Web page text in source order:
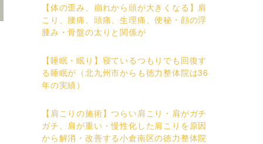
【体の歪み、崩れから頭が大きくなる】肩
こり、腰痛、頭痛、生理痛、便秘・顔の浮
腫み・骨盤の太りと関係が
【睡眠・眠り】寝ているつもりでも回復す
る睡眠が（北九州市からも徳力整体院は36
年の実績）
【肩こりの施術】つらい肩こり・肩がガチ
ガチ、肩が重い・慢性化した肩こりを原因
から解消・改善する小倉南区の徳力整体院